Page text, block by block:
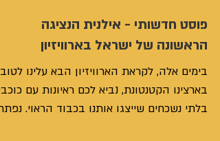
פוסט חדשותי - אילנית הנציגה
הראשונה של ישראל בארוויזיון
בימים אלה, לקראת הארוויזיון הבא עלינו
בארצינו הקטנטונת, נביא לכם ראיונות עם
בלתי נשכחים שייצגו אותנו בכבוד הראוי.